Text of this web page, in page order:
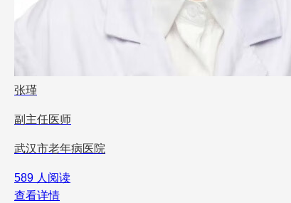
张瑾
副主任医师
武汉市老年病医院
589 人阅读
查看详情